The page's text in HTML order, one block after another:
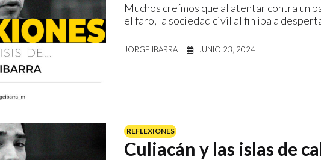
Muchos creímos que al atentar contra un
el faro, la sociedad civil al fin iba a
JORGE IBARRA JUNIO 23, 2024
REFLEXIONES
Culiacán y las islas de